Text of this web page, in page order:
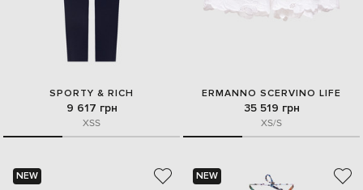
SPORTY & RICH
9 617 грн
XSS
ERMANNO SCERVINO LIFE
35 519 грн
XS/S
NEW NEW